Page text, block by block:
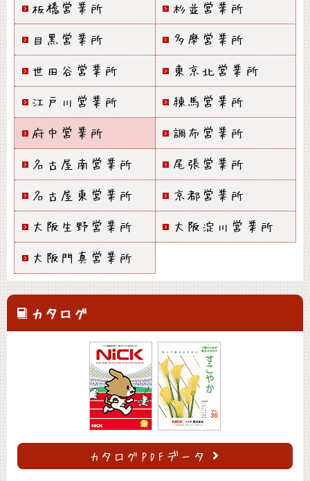
カタログ
カタログPDFデータ
板橋営業所 杉並営業所
目黒営業所 多摩営業所
世田谷営業所 東京北営業所
江戸川営業所 練馬営業所
府中営業所 調布営業所
名古屋南営業所 尾張営業所
名古屋東営業所 京都営業所
大阪生野営業所 大阪淀川営業所
大阪門真営業所